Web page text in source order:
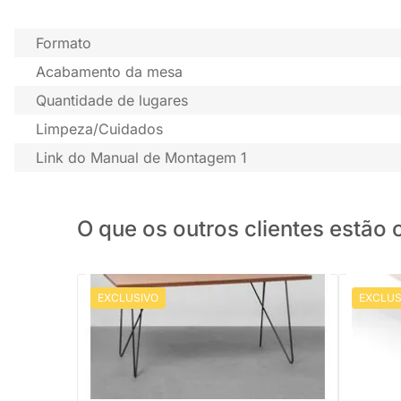
Formato
Acabamento da mesa
Quantidade de lugares
Limpeza/Cuidados
Link do Manual de Montagem 1
O que os outros clientes estão
EXCLUSIVO
Mesa de Jantar W Retangular Tammi e
Preto - 1,60mx90cm
Mesa
Off